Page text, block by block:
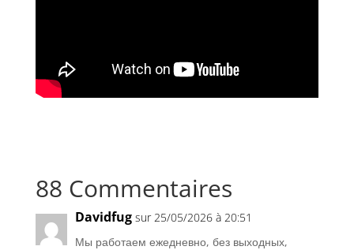
88 Commentaires
Davidfug sur 25/05/2026 à 20:51
Мы работаем ежедневно, без выходных,